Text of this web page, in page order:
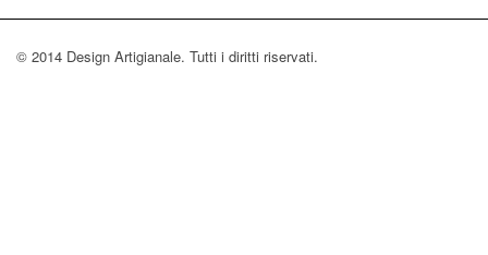
© 2014 Design Artigianale. Tutti i diritti riservati.